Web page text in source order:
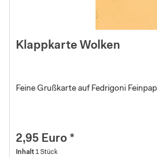
Klappkarte Wolken
Feine Grußkarte auf Fedrigoni
2,95 Euro *
Inhalt 1 Stück